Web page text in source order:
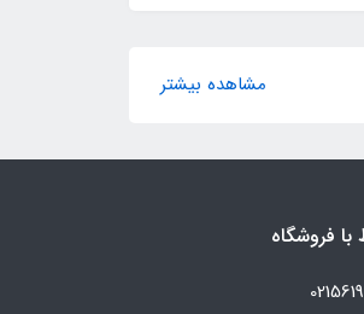
مشاهده بیشتر
با فروشگاه